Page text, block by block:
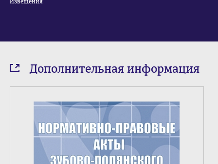
Извещения
Дополнительная информация